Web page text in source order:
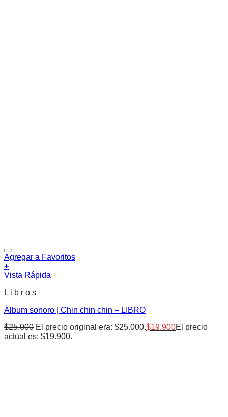
Agregar a Favoritos
+
Vista Rápida
L i b r o s
Álbum sonoro | Chin chin chin – LIBRO
$25.000 El precio original era: $25.000.$19.900El precio
actual es: $19.900.